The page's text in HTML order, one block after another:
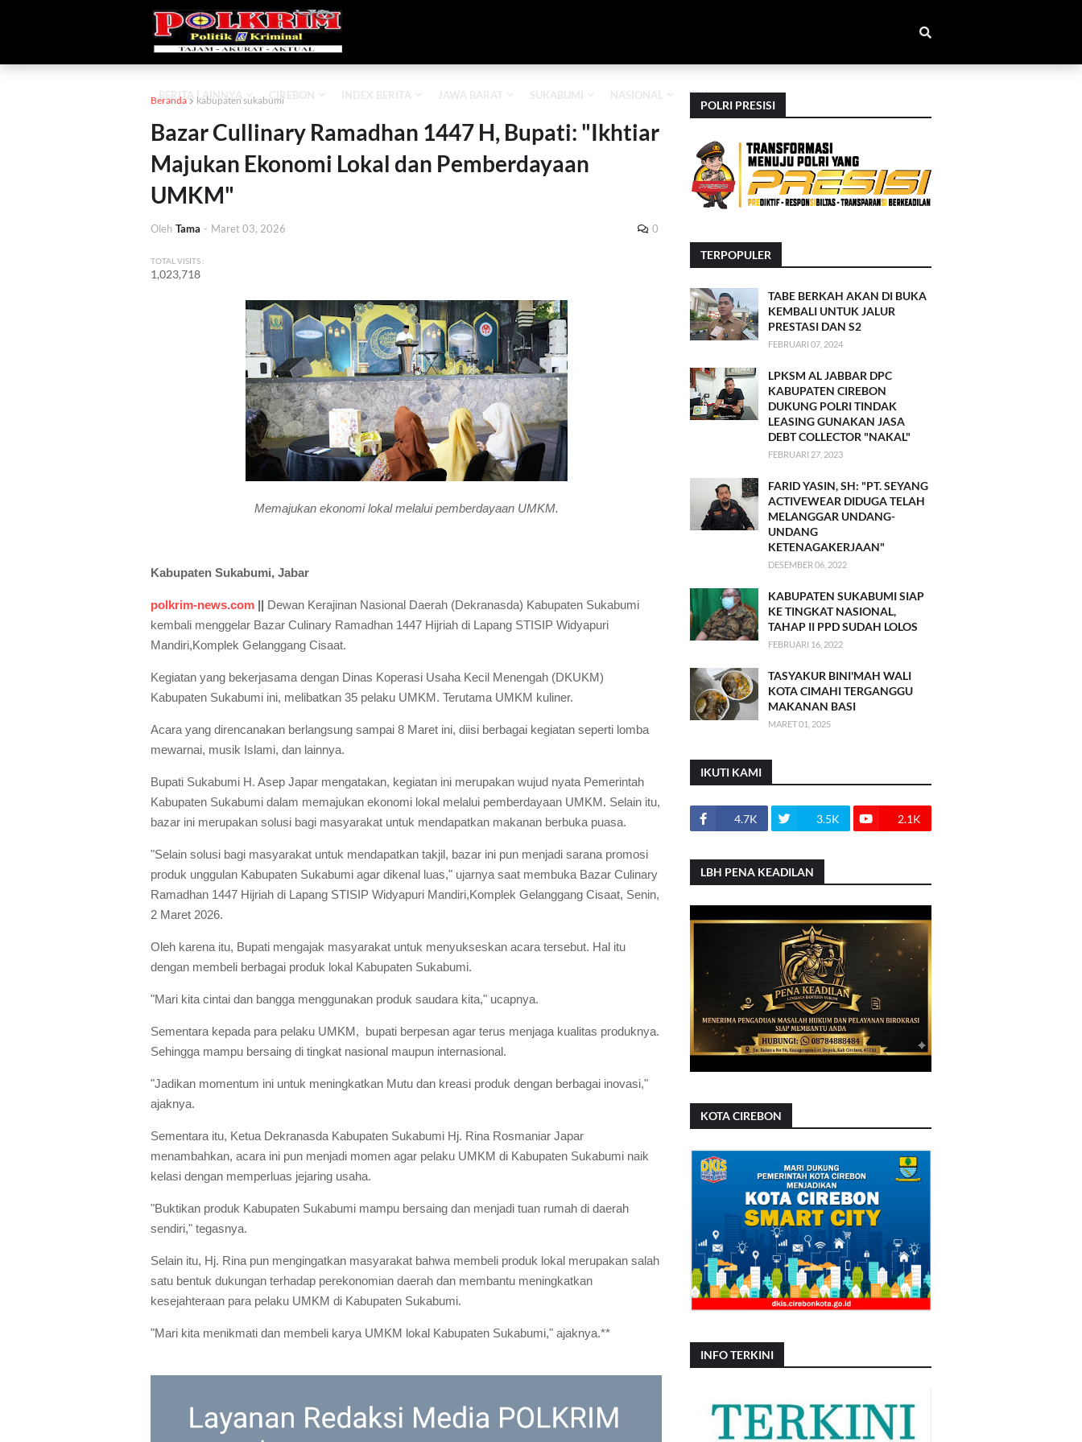
BERITA LAINNYA CIREBON INDEX BERITA JAWA BARAT SUKABUMI NASIONAL TNI
Beranda kabupaten sukabumi
Bazar Cullinary Ramadhan 1447 H, Bupati: "Ikhtiar
Majukan Ekonomi Lokal dan Pemberdayaan
UMKM"
Oleh Tama - Maret 03, 2026 0
TOTAL VISITS :
1,023,718
Memajukan ekonomi lokal melalui pemberdayaan UMKM.
Kabupaten Sukabumi, Jabar
polkrim-news.com || Dewan Kerajinan Nasional Daerah (Dekranasda) Kabupaten Sukabumi
kembali menggelar Bazar Culinary Ramadhan 1447 Hijriah di Lapang STISIP Widyapuri
Mandiri,Komplek Gelanggang Cisaat.
Kegiatan yang bekerjasama dengan Dinas Koperasi Usaha Kecil Menengah (DKUKM)
Kabupaten Sukabumi ini, melibatkan 35 pelaku UMKM. Terutama UMKM kuliner.
Acara yang direncanakan berlangsung sampai 8 Maret ini, diisi berbagai kegiatan seperti lomba
mewarnai, musik Islami, dan lainnya.
Bupati Sukabumi H. Asep Japar mengatakan, kegiatan ini merupakan wujud nyata Pemerintah
Kabupaten Sukabumi dalam memajukan ekonomi lokal melalui pemberdayaan UMKM. Selain itu,
bazar ini merupakan solusi bagi masyarakat untuk mendapatkan makanan berbuka puasa.
"Selain solusi bagi masyarakat untuk mendapatkan takjil, bazar ini pun menjadi sarana promosi
produk unggulan Kabupaten Sukabumi agar dikenal luas," ujarnya saat membuka Bazar Culinary
Ramadhan 1447 Hijriah di Lapang STISIP Widyapuri Mandiri,Komplek Gelanggang Cisaat, Senin,
2 Maret 2026.
Oleh karena itu, Bupati mengajak masyarakat untuk menyukseskan acara tersebut. Hal itu
dengan membeli berbagai produk lokal Kabupaten Sukabumi.
"Mari kita cintai dan bangga menggunakan produk saudara kita," ucapnya.
Sementara kepada para pelaku UMKM, bupati berpesan agar terus menjaga kualitas produknya.
Sehingga mampu bersaing di tingkat nasional maupun internasional.
"Jadikan momentum ini untuk meningkatkan Mutu dan kreasi produk dengan berbagai inovasi,"
ajaknya.
Sementara itu, Ketua Dekranasda Kabupaten Sukabumi Hj. Rina Rosmaniar Japar
menambahkan, acara ini pun menjadi momen agar pelaku UMKM di Kabupaten Sukabumi naik
kelasi dengan memperluas jejaring usaha.
"Buktikan produk Kabupaten Sukabumi mampu bersaing dan menjadi tuan rumah di daerah
sendiri," tegasnya.
Selain itu, Hj. Rina pun mengingatkan masyarakat bahwa membeli produk lokal merupakan salah
satu bentuk dukungan terhadap perekonomian daerah dan membantu meningkatkan
kesejahteraan para pelaku UMKM di Kabupaten Sukabumi.
"Mari kita menikmati dan membeli karya UMKM lokal Kabupaten Sukabumi," ajaknya.**
POLRI PRESISI
TERPOPULER
TABE BERKAH AKAN DI BUKA
KEMBALI UNTUK JALUR
PRESTASI DAN S2
FEBRUARI 07, 2024
LPKSM AL JABBAR DPC
KABUPATEN CIREBON
DUKUNG POLRI TINDAK
LEASING GUNAKAN JASA
DEBT COLLECTOR "NAKAL"
FEBRUARI 27, 2023
FARID YASIN, SH: "PT. SEYANG
ACTIVEWEAR DIDUGA TELAH
MELANGGAR UNDANG-
UNDANG
KETENAGAKERJAAN"
DESEMBER 06, 2022
KABUPATEN SUKABUMI SIAP
KE TINGKAT NASIONAL,
TAHAP II PPD SUDAH LOLOS
FEBRUARI 16, 2022
TASYAKUR BINI'MAH WALI
KOTA CIMAHI TERGANGGU
MAKANAN BASI
MARET 01, 2025
IKUTI KAMI
4.7K 3.5K 2.1K
LBH PENA KEADILAN
KOTA CIREBON
INFO TERKINI